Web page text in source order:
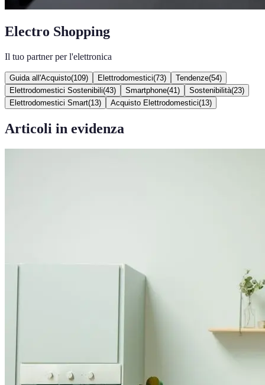
Electro Shopping
Il tuo partner per l'elettronica
Guida all'Acquisto(109) Elettrodomestici(73) Tendenze(54)
Elettrodomestici Sostenibili(43) Smartphone(41 ) Sostenibilità(23)
Elettrodomestici Smart(13) Acquisto Elettrodomestici(13)
Articoli in evidenza